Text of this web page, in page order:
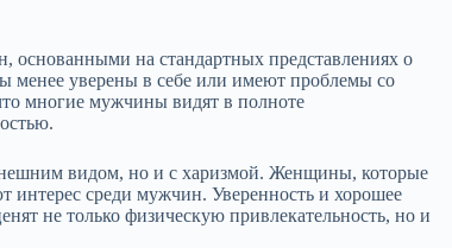
на стандартных представлениях о
менее уверены в себе или имеют проблемы со
многие мужчины видят в полноте
видом, но и с харизмой. Женщины, которые
среди мужчин. Уверенность и хорошее
не только физическую привлекательность, но и